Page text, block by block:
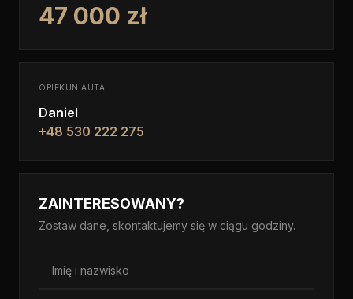
47 000 zł
OPIEKUN AUTA
Daniel
+48 530 222 275
ZAINTERESOWANY?
Zostaw dane, skontaktujemy się w ciągu godziny.